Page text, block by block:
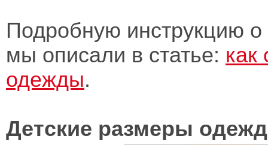
Подробную инструкцию
мы описали в статье: как
одежды.
Детские размеры